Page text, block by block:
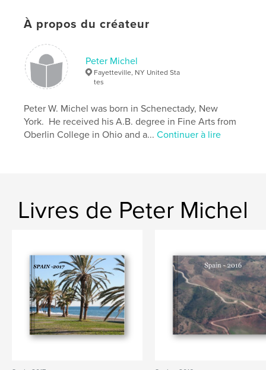
À propos du créateur
Peter Michel
Fayetteville, NY United Sta
tes
Peter W. Michel was born in Schenectady, New
York. He received his A.B. degree in Fine Arts from
Oberlin College in Ohio and a...Continuer à lire
Livres de Peter Michel